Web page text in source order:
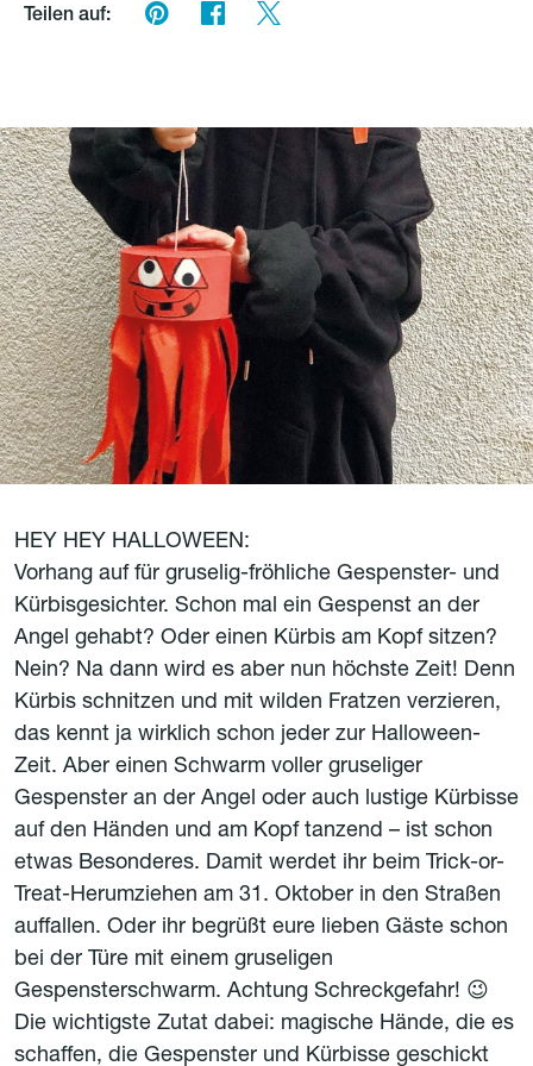
Teilen auf:
HEY HEY HALLOWEEN:
Vorhang auf für gruselig-fröhliche Gespenster- und
Kürbisgesichter. Schon mal ein Gespenst an der
Angel gehabt? Oder einen Kürbis am Kopf sitzen?
Nein? Na dann wird es aber nun höchste Zeit! Denn
Kürbis schnitzen und mit wilden Fratzen verzieren,
das kennt ja wirklich schon jeder zur Halloween-
Zeit. Aber einen Schwarm voller gruseliger
Gespenster an der Angel oder auch lustige Kürbisse
auf den Händen und am Kopf tanzend – ist schon
etwas Besonderes. Damit werdet ihr beim Trick-or-
Treat-Herumziehen am 31. Oktober in den Straßen
auffallen. Oder ihr begrüßt eure lieben Gäste schon
bei der Türe mit einem gruseligen
Gespensterschwarm. Achtung Schreckgefahr! 😉
Die wichtigste Zutat dabei: magische Hände, die es
schaffen, die Gespenster und Kürbisse geschickt